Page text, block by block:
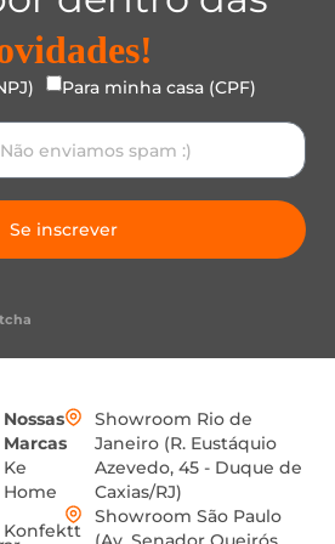
Para minha casa (CPF)
Se inscrever
Nossas
Marcas
Ke
Home
Konfektt
Showroom Rio de
Janeiro (R. Eustáquio
Azevedo, 45 - Duque de
Caxias/RJ)
Showroom São Paulo